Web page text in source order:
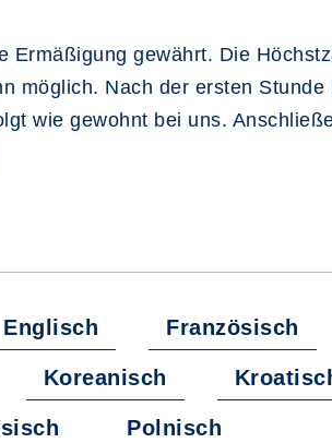
Ermäßigung gewährt. Die
möglich. Nach der ersten Stunde
wie gewohnt bei uns.
Englisch Französisch
Koreanisch
Polnisch